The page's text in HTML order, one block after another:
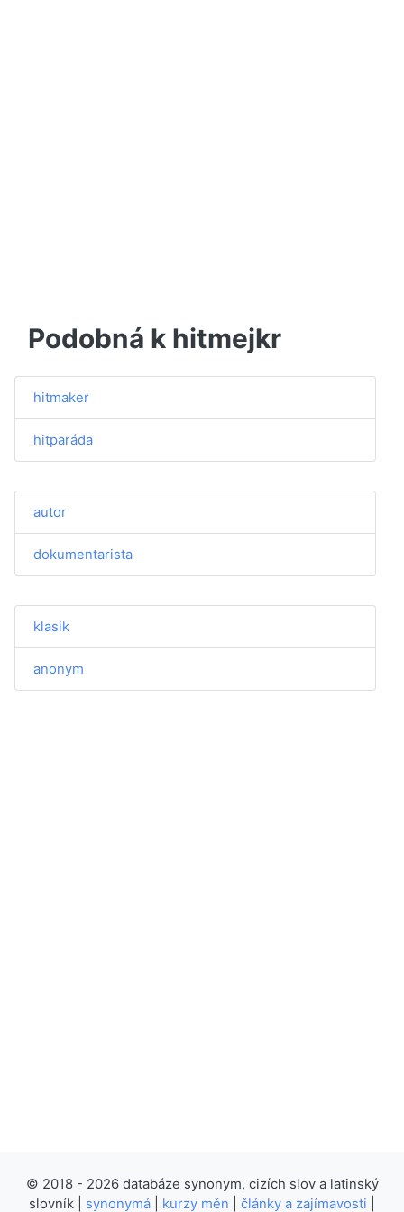
Podobná k hitmejkr
hitmaker
hitparáda
autor
dokumentarista
klasik
anonym
© 2018 - 2026 databáze synonym, cizích slov a latinský
slovník | synonymá kurzy měn články a zajímavosti